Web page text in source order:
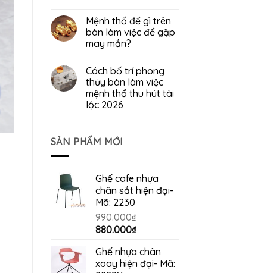
Mệnh thổ để gì trên
bàn làm việc để gặp
may mắn?
Cách bố trí phong
thủy bàn làm việc
mệnh thổ thu hút tài
lộc 2026
SẢN PHẨM MỚI
Ghế cafe nhựa
chân sắt hiện đại-
Mã: 2230
990.000₫
Giá
là:
990.000₫.
880.000₫Giá
tại
là:
Ghế nhựa chân
xoay hiện đại- Mã: